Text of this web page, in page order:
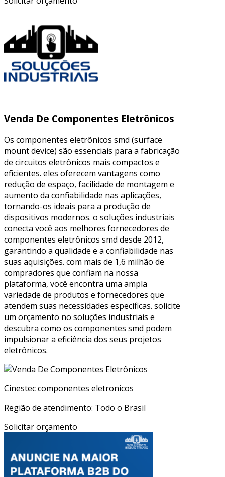
Venda De Componentes Eletrônicos
Os componentes eletrônicos smd (surface
mount device) são essenciais para a fabricação
de circuitos eletrônicos mais compactos e
eficientes. eles oferecem vantagens como
redução de espaço, facilidade de montagem e
aumento da confiabilidade nas aplicações,
tornando-os ideais para a produção de
dispositivos modernos. o soluções industriais
conecta você aos melhores fornecedores de
componentes eletrônicos smd desde 2012,
garantindo a qualidade e a confiabilidade nas
suas aquisições. com mais de 1,6 milhão de
compradores que confiam na nossa
plataforma, você encontra uma ampla
variedade de produtos e fornecedores que
atendem suas necessidades específicas. solicite
um orçamento no soluções industriais e
descubra como os componentes smd podem
impulsionar a eficiência dos seus projetos
eletrônicos.
Cinestec componentes eletronicos
Região de atendimento: Todo o Brasil
Solicitar orçamento